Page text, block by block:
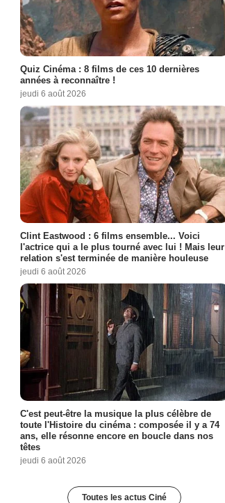
Quiz Cinéma : 8 films de ces 10 dernières
années à reconnaître !
jeudi 6 août 2026
Clint Eastwood : 6 films ensemble... Voici
l'actrice qui a le plus tourné avec lui ! Mais leur
relation s'est terminée de manière houleuse
jeudi 6 août 2026
C'est peut-être la musique la plus célèbre de
toute l'Histoire du cinéma : composée il y a 74
ans, elle résonne encore en boucle dans nos
têtes
jeudi 6 août 2026
Toutes les actus Ciné